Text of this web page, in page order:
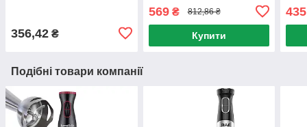
356,42 ₴
підставці / Карусель для
спецій
569₴ 812,86 ₴
Купити
435
Подібні товари компанії